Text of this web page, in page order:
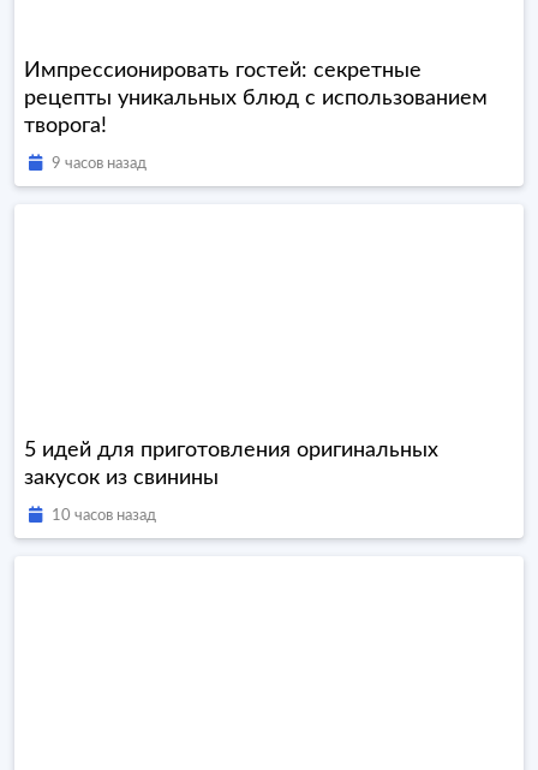
Импрессионировать гостей: секретные
рецепты уникальных блюд с использованием
творога!
9 часов назад
5 идей для приготовления оригинальных
закусок из свинины
10 часов назад